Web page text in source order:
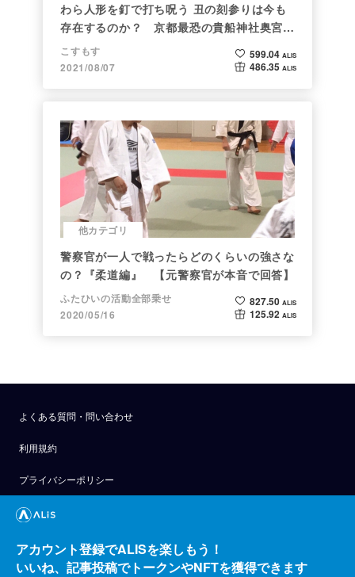
わら人形を釘で打ち呪う 丑の刻参りは今も
存在するのか？ 京都最恐の貴船神社奥宮を
調べた
こすもす
2021/08/07
599.04 ALIS
486.35 ALIS
他カテゴリ
警察官が一人で戦ったらどのくらいの強さな
の？『柔道編』 【元警察官が本音で回答】
ふたひいの活動全部乗せ
2020/05/16
827.50 ALIS
125.92 ALIS
よくある質問・問い合わせ
利用規約
プライバシーポリシー
公式アナウンス
技術ブログ
アカウント登録でALISを楽しもう！
いいね、記事投稿でトークンやNFTを獲得できます